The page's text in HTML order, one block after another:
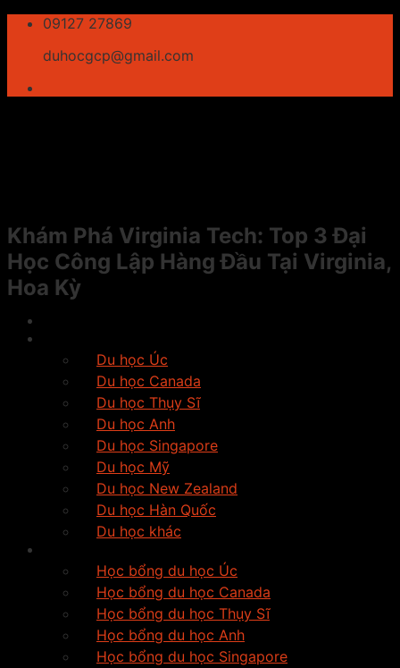
Skip
content
09127 27869
duhocgcp@gmail.com
Du học Úc
Du học Canada
Du học Thụy Sĩ
Du học Anh
Du học Singapore
Du học Mỹ
Du học New Zealand
Du học Hàn Quốc
Du học khác
Học bổng du học Úc
Học bổng du học Canada
Học bổng du học Thụy Sĩ
Học bổng du học Anh
Học bổng du học Singapore
Khám Phá Virginia Tech: Top 3 Đại
Học Công Lập Hàng Đầu Tại Virginia,
Hoa Kỳ